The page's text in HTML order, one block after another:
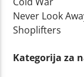
Never Look
Shoplifters
Kategorija za